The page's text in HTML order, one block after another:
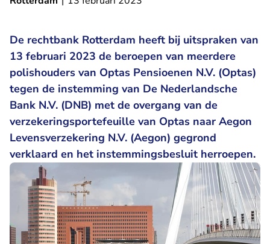
De rechtbank Rotterdam heeft bij uitspraken van
13 februari 2023 de beroepen van meerdere
polishouders van Optas Pensioenen N.V. (Optas)
tegen de instemming van De Nederlandsche
Bank N.V. (DNB) met de overgang van de
verzekeringsportefeuille van Optas naar Aegon
Levensverzekering N.V. (Aegon) gegrond
verklaard en het instemmingsbesluit herroepen.